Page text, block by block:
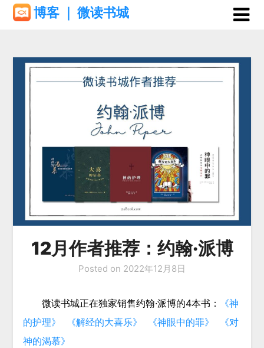
Skip
博客 ｜ 微读书城
12月作者推荐：约翰·派博
Posted on 2022年12月8日
微读书城正在独家销售约翰·派博的4本书：
《神
的护理》
《解经的大喜乐》 《神眼中的罪》
《对
神的渴慕》